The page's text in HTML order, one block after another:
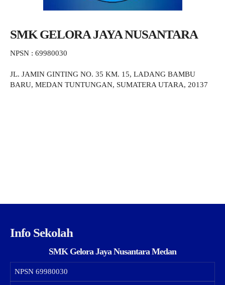
SMK GELORA JAYA NUSANTARA
NPSN : 69980030
JL. JAMIN GINTING NO. 35 KM. 15, LADANG BAMBU
BARU, MEDAN TUNTUNGAN, SUMATERA UTARA, 20137
Info Sekolah
SMK Gelora Jaya Nusantara Medan
NPSN 69980030